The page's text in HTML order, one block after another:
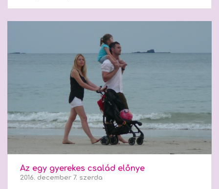
Az egy gyerekes család előnye
2016. december 7. szerda